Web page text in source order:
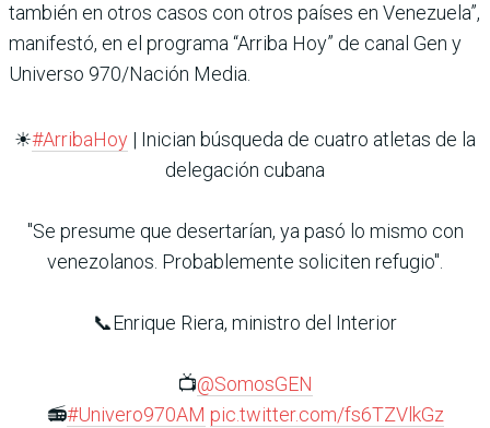
también en otros casos con otros países en Venezuela”,
manifestó, en el programa “Arriba Hoy” de canal Gen y
Universo 970/Nación Media.
☀#ArribaHoy | Inician búsqueda de cuatro atletas de la
delegación cubana
"Se presume que desertarían, ya pasó lo mismo con
venezolanos. Probablemente soliciten refugio".
📞Enrique Riera, ministro del Interior
📺@SomosGEN
📻#Univero970AM pic.twitter.com/fs6TZVlkGz